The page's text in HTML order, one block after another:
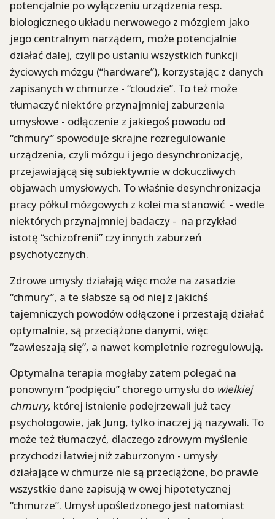
potencjalnie po wyłączeniu urządzenia resp.
biologicznego układu nerwowego z mózgiem jako
jego centralnym narządem, może potencjalnie
działać dalej, czyli po ustaniu wszystkich funkcji
życiowych mózgu (“hardware”), korzystając z danych
zapisanych w chmurze - “cloudzie”. To też może
tłumaczyć niektóre przynajmniej zaburzenia
umysłowe - odłączenie z jakiegoś powodu od
“chmury” spowoduje skrajne rozregulowanie
urządzenia, czyli mózgu i jego desynchronizację,
przejawiającą się subiektywnie w dokuczliwych
objawach umysłowych. To właśnie desynchronizacja
pracy półkul mózgowych z kolei ma stanowić - wedle
niektórych przynajmniej badaczy - na przykład
istotę “schizofrenii” czy innych zaburzeń
psychotycznych.
Zdrowe umysły działają więc może na zasadzie
“chmury”, a te słabsze są od niej z jakichś
tajemniczych powodów odłączone i przestają działać
optymalnie, są przeciążone danymi, więc
“zawieszają się”, a nawet kompletnie rozregulowują.
Optymalna terapia mogłaby zatem polegać na
ponownym “podpięciu” chorego umysłu do wielkiej
chmury, której istnienie podejrzewali już tacy
psychologowie, jak Jung, tylko inaczej ją nazywali. To
może też tłumaczyć, dlaczego zdrowym myślenie
przychodzi łatwiej niż zaburzonym - umysły
działające w chmurze nie są przeciążone, bo prawie
wszystkie dane zapisują w owej hipotetycznej
“chmurze”. Umysł upośledzonego jest natomiast